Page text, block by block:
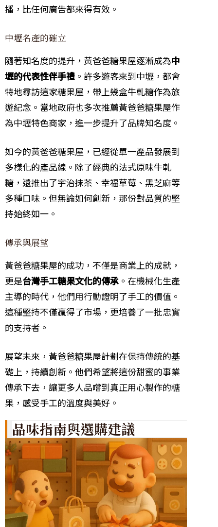
播，比任何廣告都來得有效。
中壢名產的確立
隨著知名度的提升，黃爸爸糖果屋逐漸成為中
壢的代表性伴手禮 。許多遊客來到中壢，都會
特地尋訪這家糖果屋，帶上幾盒牛軋糖作為旅
遊紀念。當地政府也多次推薦黃爸爸糖果屋作
為中壢特色商家，進一步提升了品牌知名度。
如今的黃爸爸糖果屋，已經從單一產品發展到
多樣化的產品線。除了經典的法式原味牛軋
糖，還推出了宇治抹茶、幸福草莓、黑芝麻等
多種口味。但無論如何創新，那份對品質的堅
持始終如一。
傳承與展望
黃爸爸糖果屋的成功，不僅是商業上的成就，
更是台灣手工糖果文化的傳承 。在機械化生產
主導的時代，他們用行動證明了手工的價值。
這種堅持不僅贏得了市場，更培養了一批忠實
的支持者。
展望未來，黃爸爸糖果屋計劃在保持傳統的基
礎上，持續創新。他們希望將這份甜蜜的事業
傳承下去，讓更多人品嚐到真正用心製作的糖
果，感受手工的溫度與美好。
品味指南與選購建議